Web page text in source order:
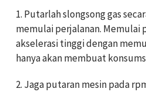
1. Putarlah slongsong gas
memulai perjalanan. Memulai
akselerasi tinggi dengan
hanya akan membuat
2. Jaga putaran mesin pada